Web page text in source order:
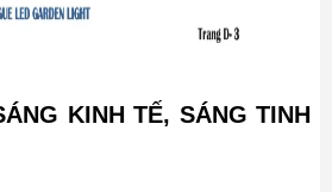
KINH TẾ, SÁNG TINH